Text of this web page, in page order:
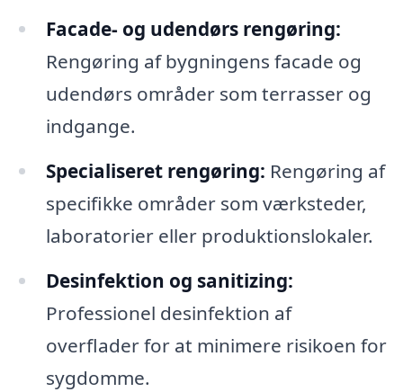
Facade- og udendørs rengøring:
Rengøring af bygningens facade og
udendørs områder som terrasser og
indgange.
Specialiseret rengøring: Rengøring af
specifikke områder som værksteder,
laboratorier eller produktionslokaler.
Desinfektion og sanitizing:
Professionel desinfektion af
overflader for at minimere risikoen for
sygdomme.